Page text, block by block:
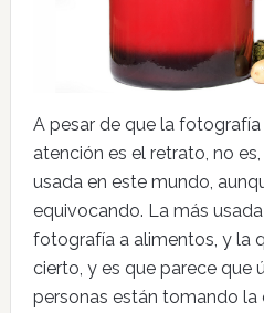
A pesar de que la
atención es el retrato, no
usada en este mundo,
equivocando. La más
fotografía a alimentos, y la
cierto, y es que parece que
personas están tomando la